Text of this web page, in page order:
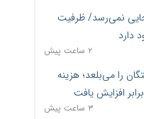
جایی نمی‌رسد/ ظرفیت
۲ ساعت پیش
را می‌بلعد؛ هزینه
۳ ساعت پیش